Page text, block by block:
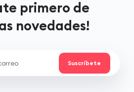
primero de
novedades!